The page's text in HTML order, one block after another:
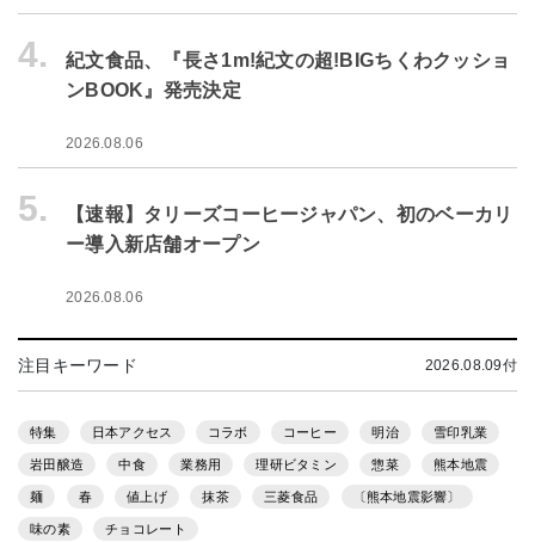
4.
紀文食品、『長さ1m!紀文の超!BIGちくわクッショ
ンBOOK』発売決定
2026.08.06
5.
【速報】タリーズコーヒージャパン、初のベーカリ
ー導入新店舗オープン
2026.08.06
注目キーワード 2026.08.09付
特集 日本アクセス コラボ コーヒー 明治 雪印乳業
岩田醸造 中食 業務用 理研ビタミン 惣菜 熊本地震
麺 春 値上げ 抹茶 三菱食品 〔熊本地震影響〕
味の素 チョコレート